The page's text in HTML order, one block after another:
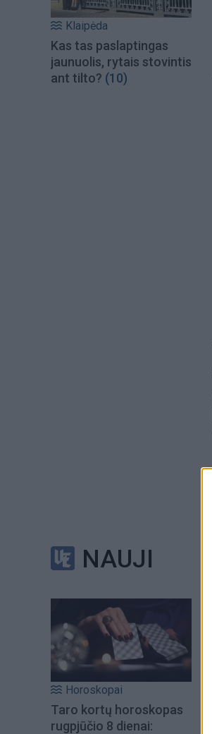
Klaipėda
Kas tas paslaptingas
jaunuolis, rytais stovintis
ant tilto? (10)
NAUJI
Horoskopai
Taro kortų horoskopas
rugpjūčio 8 dienai: